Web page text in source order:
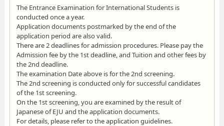
The Entrance Examination for International Students is
conducted once a year.
Application documents postmarked by the end of the
application period are also valid.
There are 2 deadlines for admission procedures. Please pay the
Admission fee by the 1st deadline, and Tuition and other fees by
the 2nd deadline.
The examination Date above is for the 2nd screening.
The 2nd screening is conducted only for successful candidates
of the 1st screening.
On the 1st screening, you are examined by the result of
Japanese of EJU and the application documents.
For details, please refer to the application guidelines.